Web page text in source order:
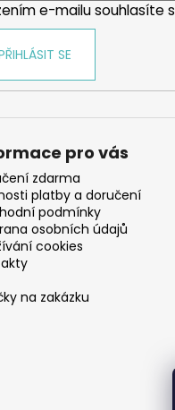
e-mailu souhlasíte s
SE
pro vás
zdarma
platby a doručení
podmínky
osobních údajů
cookies
na zakázku